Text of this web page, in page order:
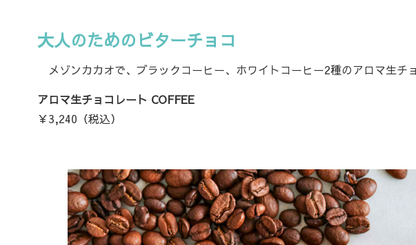
大人のためのビターチョコ
メゾンカカオで、ブラックコーヒー、ホワイトコーヒー2種のアロマ生チ
アロマ生チョコレート COFFEE
￥3,240（税込）